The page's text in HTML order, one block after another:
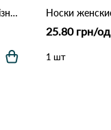
Жіночі шкарпетки DMDBS 270 Різні кольори
25.80 грн/од
1 шт